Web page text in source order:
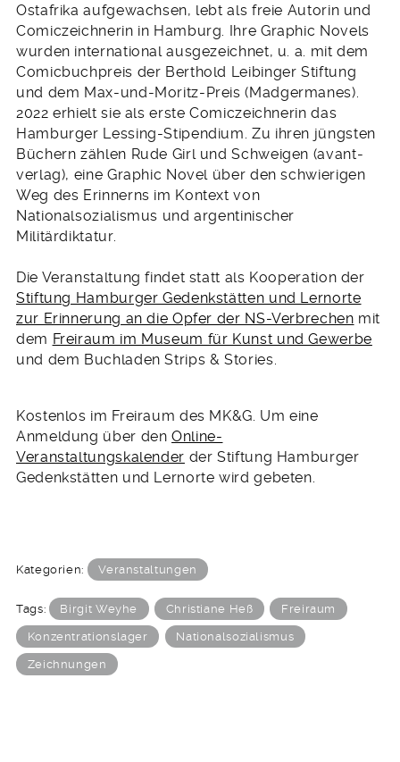
Ostafrika aufgewachsen, lebt als freie Autorin und
Comiczeichnerin in Hamburg. Ihre Graphic Novels
wurden international ausgezeichnet, u. a. mit dem
Comicbuchpreis der Berthold Leibinger Stiftung
und dem Max-und-Moritz-Preis (Madgermanes).
2022 erhielt sie als erste Comiczeichnerin das
Hamburger Lessing-Stipendium. Zu ihren jüngsten
Büchern zählen Rude Girl und Schweigen (avant-
verlag), eine Graphic Novel über den schwierigen
Weg des Erinnerns im Kontext von
Nationalsozialismus und argentinischer
Militärdiktatur.
Die Veranstaltung findet statt als Kooperation der
Stiftung Hamburger Gedenkstätten und Lernorte
zur Erinnerung an die Opfer der NS-Verbrechen mit
dem Freiraum im Museum für Kunst und Gewerbe
und dem Buchladen Strips & Stories.
Kostenlos im Freiraum des MK&G. Um eine
Anmeldung über denOnline-
Veranstaltungskalender der Stiftung Hamburger
Gedenkstätten und Lernorte wird gebeten.
Kategorien: Veranstaltungen
Tags: Birgit Weyhe Christiane Heß Freiraum
Konzentrationslager Nationalsozialismus
Zeichnungen